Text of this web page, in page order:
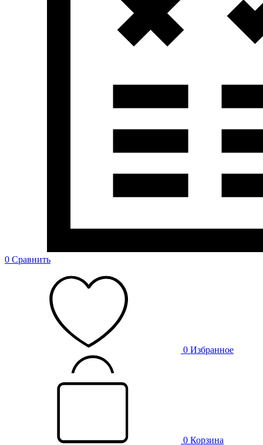
0 Сравнить
0 Избранное
0 Корзина